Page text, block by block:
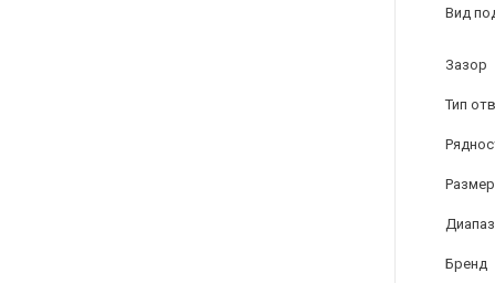
Вид
Зазор
Тип
Размер
Бренд